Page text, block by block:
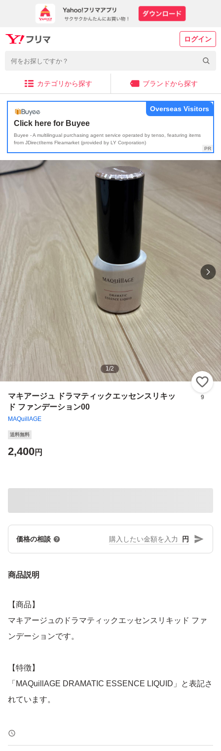
ログイン
カテゴリから探す ブランドから探す
Click here for Buyee
Buyee - A multilingual purchasing agent service operated by tenso, featuring items
from JDirectItems Fleamarket (provided by LY Corporation)
Overseas Visitors
1/2
マキアージュ ドラマティックエッセンスリキッ
ド ファンデーション00
MAQuillAGE
9
送料無料
2,400円
価格の相談 円
商品説明
【商品】
マキアージュのドラマティックエッセンスリキッド ファ
ンデーションです。
【特徴】
「MAQuillAGE DRAMATIC ESSENCE LIQUID」と表記さ
れています。
よろしくお願いいたします。